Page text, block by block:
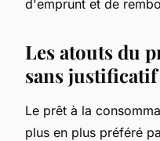
d'emprunt et de
Les atouts du
sans justificatif
Le prêt à la
plus en plus préféré